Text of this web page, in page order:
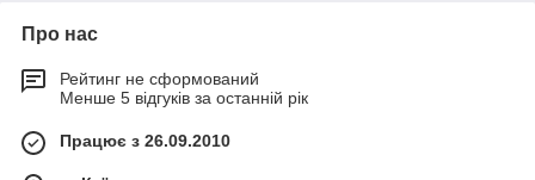
Про нас
Рейтинг не сформований
Менше 5 відгуків за останній рік
Працює з 26.09.2010